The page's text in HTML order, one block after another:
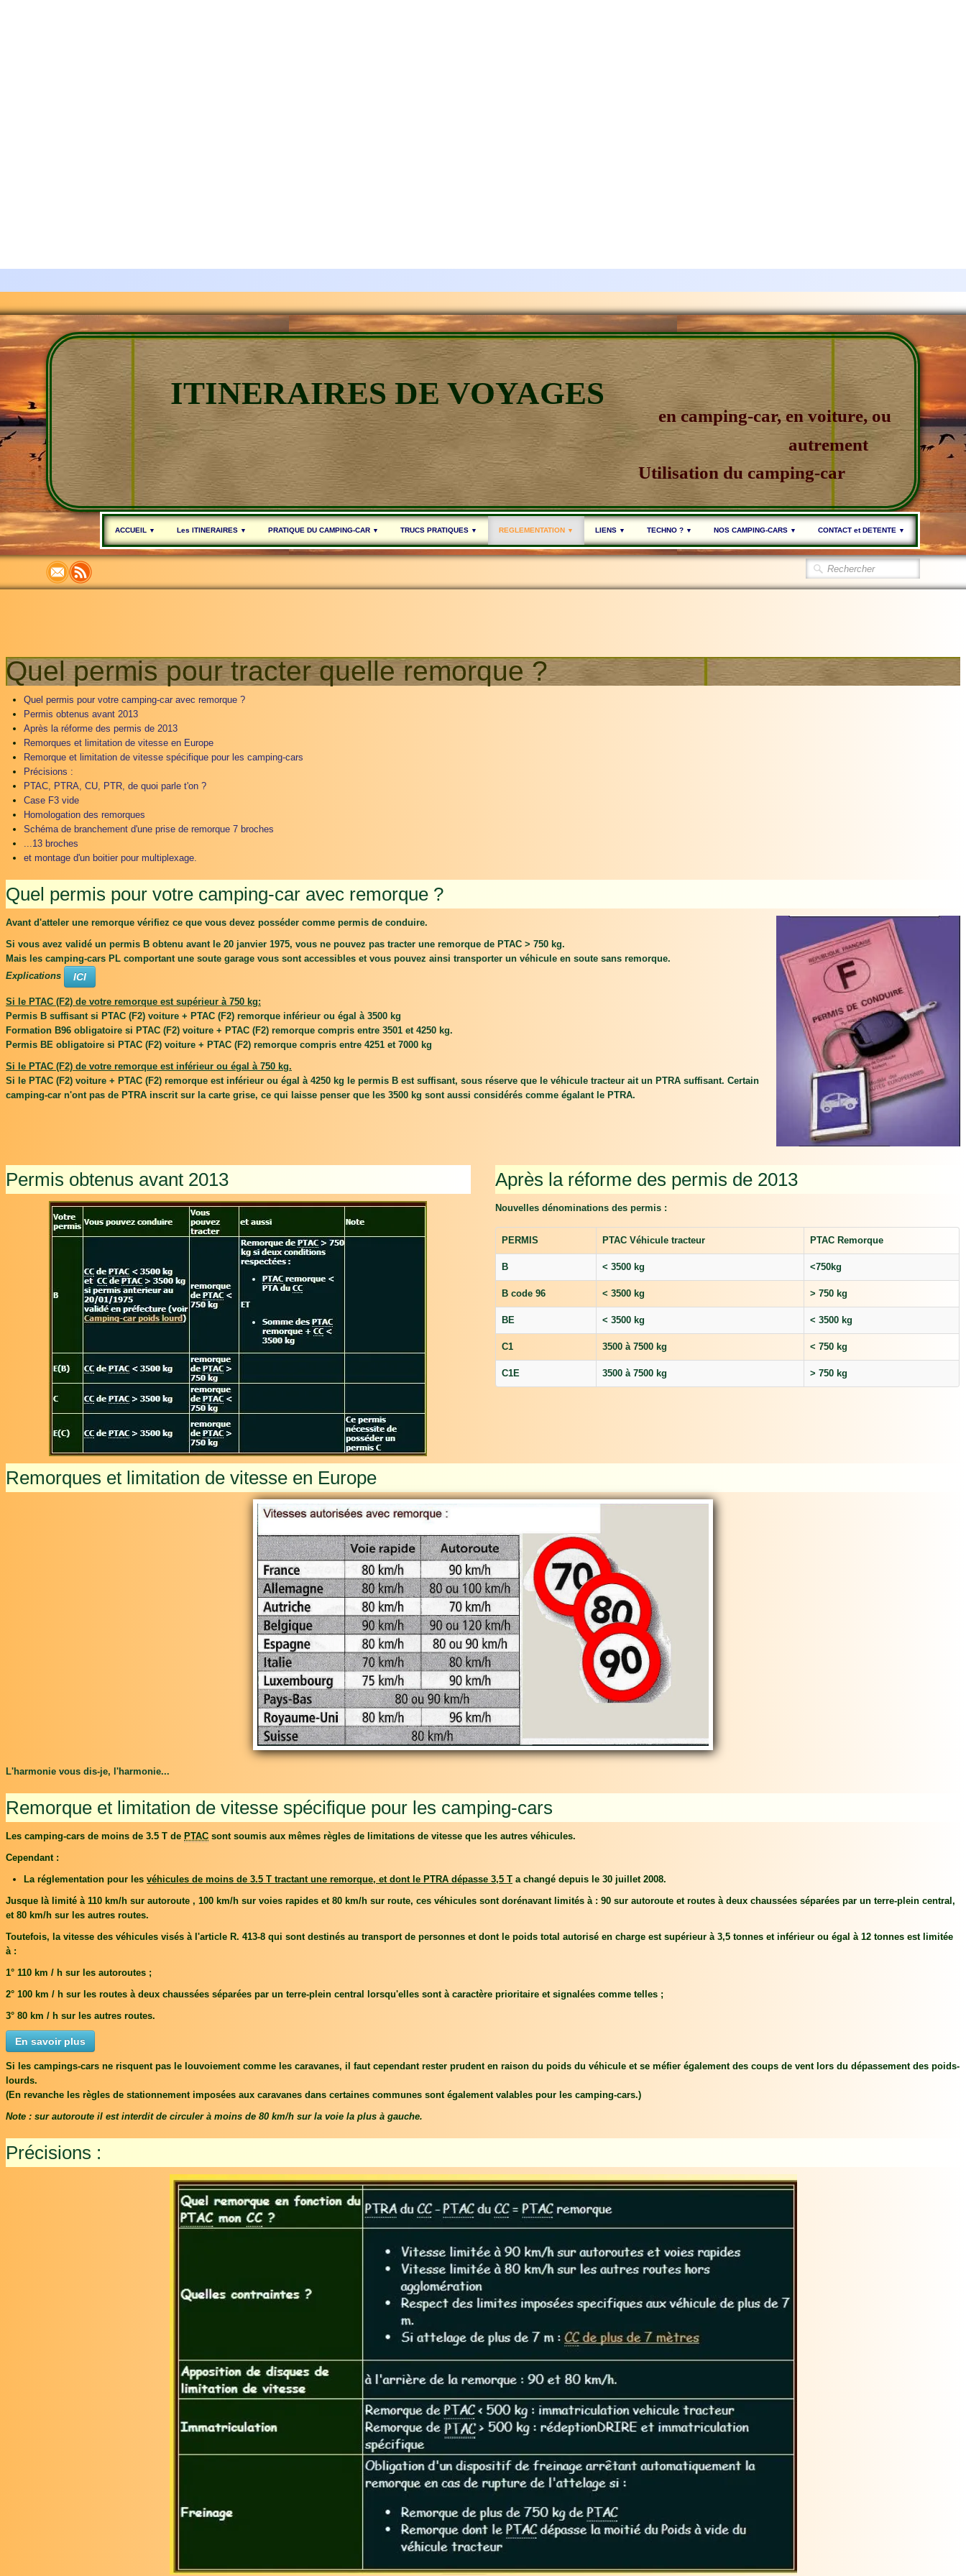
ITINERAIRES DE VOYAGES
en camping-car, en voiture, ou
autrement
Utilisation du camping-car
ACCUEIL ▼ Les ITINERAIRES ▼ PRATIQUE DU CAMPING-CAR ▼ TRUCS PRATIQUES ▼ REGLEMENTATION ▼ LIENS ▼ TECHNO ? ▼ NOS CAMPING-CARS ▼ CONTACT et DETENTE ▼
Quel permis pour tracter quelle remorque ?
Quel permis pour votre camping-car avec remorque ?
Permis obtenus avant 2013
Après la réforme des permis de 2013
Remorques et limitation de vitesse en Europe
Remorque et limitation de vitesse spécifique pour les camping-cars
Précisions :
PTAC, PTRA, CU, PTR, de quoi parle t'on ?
Case F3 vide
Homologation des remorques
Schéma de branchement d'une prise de remorque 7 broches
...13 broches
et montage d'un boitier pour multiplexage.
Quel permis pour votre camping-car avec remorque ?
Avant d'atteler une remorque vérifiez ce que vous devez posséder comme permis de conduire.
Si vous avez validé un permis B obtenu avant le 20 janvier 1975, vous ne pouvez pas tracter une remorque de PTAC > 750 kg.
Mais les camping-cars PL comportant une soute garage vous sont accessibles et vous pouvez ainsi transporter un véhicule en soute sans remorque.
Explications
ICI
Si le PTAC (F2) de votre remorque est supérieur à 750 kg:
Permis B suffisant si PTAC (F2) voiture + PTAC (F2) remorque inférieur ou égal à 3500 kg
Formation B96 obligatoire si PTAC (F2) voiture + PTAC (F2) remorque compris entre 3501 et 4250 kg.
Permis BE obligatoire si PTAC (F2) voiture + PTAC (F2) remorque compris entre 4251 et 7000 kg
Si le PTAC (F2) de votre remorque est inférieur ou égal à 750 kg.
Si le PTAC (F2) voiture + PTAC (F2) remorque est inférieur ou égal à 4250 kg le permis B est suffisant, sous réserve que le véhicule tracteur ait un PTRA suffisant. Certain
camping-car n'ont pas de PTRA inscrit sur la carte grise, ce qui laisse penser que les 3500 kg sont aussi considérés comme égalant le PTRA.
Permis obtenus avant 2013 Après la réforme des permis de 2013
Nouvelles dénominations des permis :
PERMIS PTAC Véhicule tracteur PTAC Remorque
B < 3500 kg <750kg
B code 96 < 3500 kg > 750 kg
BE < 3500 kg < 3500 kg
C1 3500 à 7500 kg < 750 kg
C1E 3500 à 7500 kg > 750 kg
Remorques et limitation de vitesse en Europe
L'harmonie vous dis-je, l'harmonie...
Remorque et limitation de vitesse spécifique pour les camping-cars
Les camping-cars de moins de 3.5 T de PTAC sont soumis aux mêmes règles de limitations de vitesse que les autres véhicules.
Cependant :
La réglementation pour les véhicules de moins de 3.5 T tractant une remorque, et dont le PTRA dépasse 3,5 T a changé depuis le 30 juillet 2008.
Jusque là limité à 110 km/h sur autoroute , 100 km/h sur voies rapides et 80 km/h sur route, ces véhicules sont dorénavant limités à : 90 sur autoroute et routes à deux chaussées séparées par un terre-plein central,
et 80 km/h sur les autres routes.
Toutefois, la vitesse des véhicules visés à l'article R. 413-8 qui sont destinés au transport de personnes et dont le poids total autorisé en charge est supérieur à 3,5 tonnes et inférieur ou égal à 12 tonnes est limitée
à :
1° 110 km / h sur les autoroutes ;
2° 100 km / h sur les routes à deux chaussées séparées par un terre-plein central lorsqu'elles sont à caractère prioritaire et signalées comme telles ;
3° 80 km / h sur les autres routes.
En savoir plus
Si les campings-cars ne risquent pas le louvoiement comme les caravanes, il faut cependant rester prudent en raison du poids du véhicule et se méfier également des coups de vent lors du dépassement des poids-
lourds.
(En revanche les règles de stationnement imposées aux caravanes dans certaines communes sont également valables pour les camping-cars.)
Note : sur autoroute il est interdit de circuler à moins de 80 km/h sur la voie la plus à gauche.
Précisions :